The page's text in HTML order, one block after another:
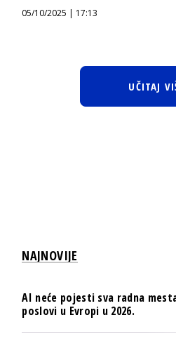
05/10/2025 | 17:13
UČITAJ
NAJNOVIJE
AI neće pojesti sva radna
poslovi u Evropi u 2026.